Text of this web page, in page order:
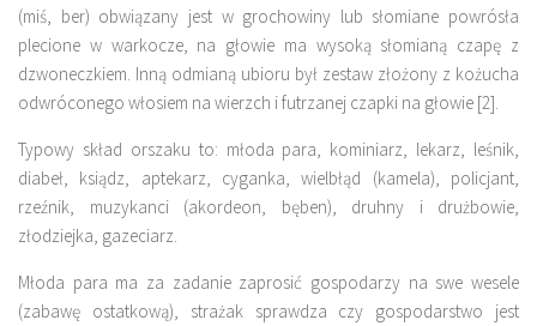
(miś, ber) obwiązany jest w grochowiny lub słomiane powrósła
plecione w warkocze, na głowie ma wysoką słomianą czapę z
dzwoneczkiem. Inną odmianą ubioru był zestaw złożony z kożucha
odwróconego włosiem na wierzch i futrzanej czapki na głowie [2].
Typowy skład orszaku to: młoda para, kominiarz, lekarz, leśnik,
diabeł, ksiądz, aptekarz, cyganka, wielbłąd (kamela), policjant,
rzeźnik, muzykanci (akordeon, bęben), druhny i drużbowie,
złodziejka, gazeciarz.
Młoda para ma za zadanie zaprosić gospodarzy na swe wesele
(zabawę ostatkową), strażak sprawdza czy gospodarstwo jest